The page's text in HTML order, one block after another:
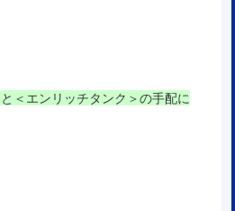
＜エンリッチタンク＞の手配に